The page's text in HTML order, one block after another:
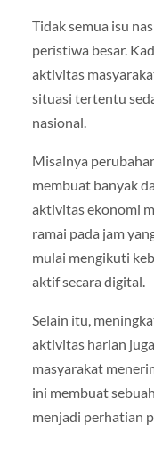
Tidak semua isu
peristiwa besar.
aktivitas
situasi tertentu
nasional.
Misalnya
membuat banyak
aktivitas ekonomi
ramai pada jam
mulai mengikuti
aktif secara digital.
Selain itu,
aktivitas harian
masyarakat
ini membuat
menjadi perhatian